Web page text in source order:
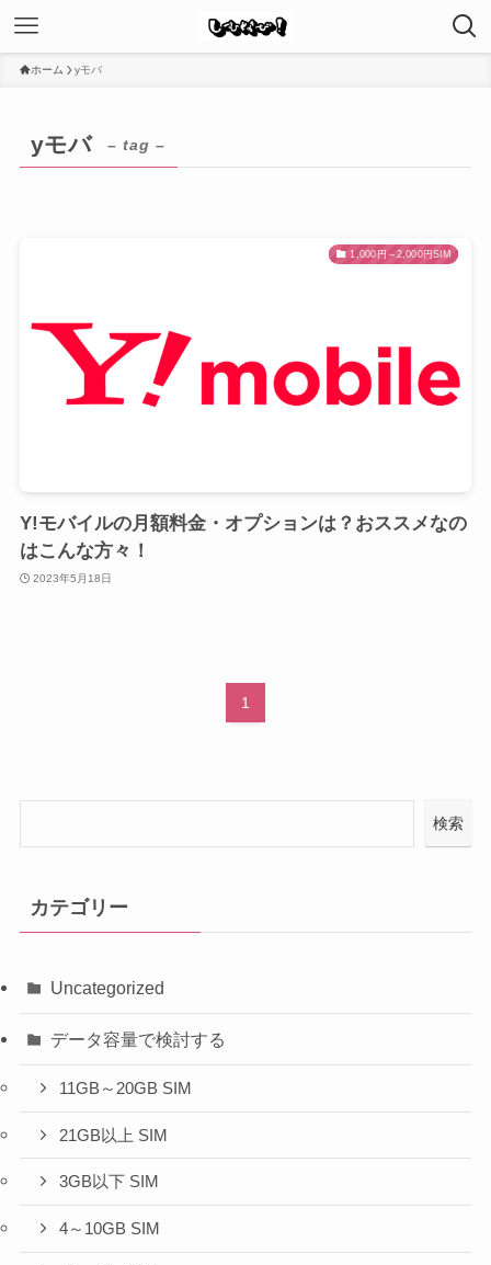
ホーム yモバ
yモバ – tag –
1,000円～2,000円SIM
Y!モバイルの月額料金・オプションは？おススメなの
はこんな方々！
2023年5月18日
1
検索
カテゴリー
Uncategorized
データ容量で検討する
11GB～20GB SIM
21GB以上 SIM
3GB以下 SIM
4～10GB SIM